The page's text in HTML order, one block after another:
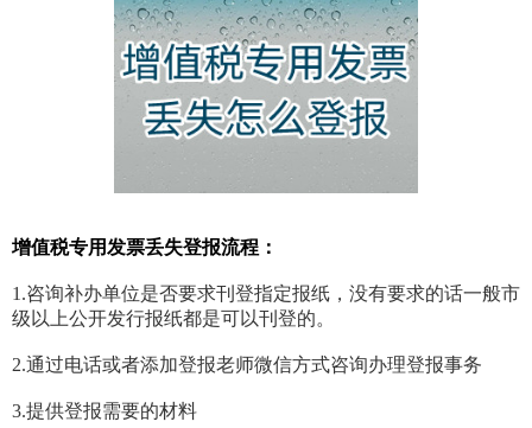
增值税专用发票丢失登报流程：
1.咨询补办单位是否要求刊登指定报纸，没有要求的话一般市
级以上公开发行报纸都是可以刊登的。
2.通过电话或者添加登报老师微信方式咨询办理登报事务
3.提供登报需要的材料